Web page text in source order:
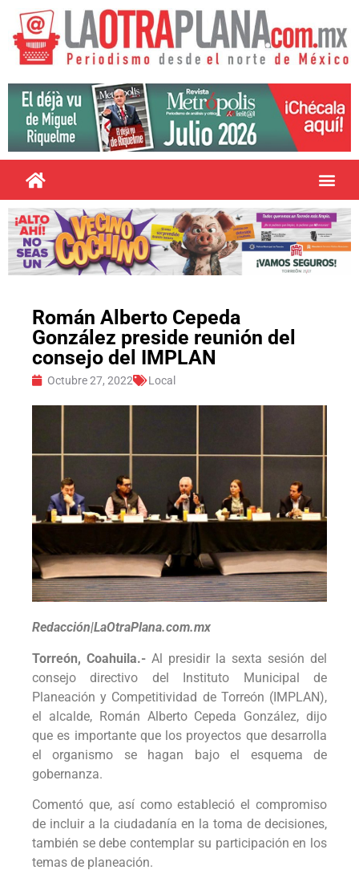
Román Alberto Cepeda
González preside reunión del
consejo del IMPLAN
Octubre 27, 2022 Local
Redacción|LaOtraPlana.com.mx
Torreón, Coahuila.- Al presidir la sexta sesión del
consejo directivo del Instituto Municipal de
Planeación y Competitividad de Torreón (IMPLAN),
el alcalde, Román Alberto Cepeda González, dijo
que es importante que los proyectos que desarrolla
el organismo se hagan bajo el esquema de
gobernanza.
Comentó que, así como estableció el compromiso
de incluir a la ciudadanía en la toma de decisiones,
también se debe contemplar su participación en los
temas de planeación.